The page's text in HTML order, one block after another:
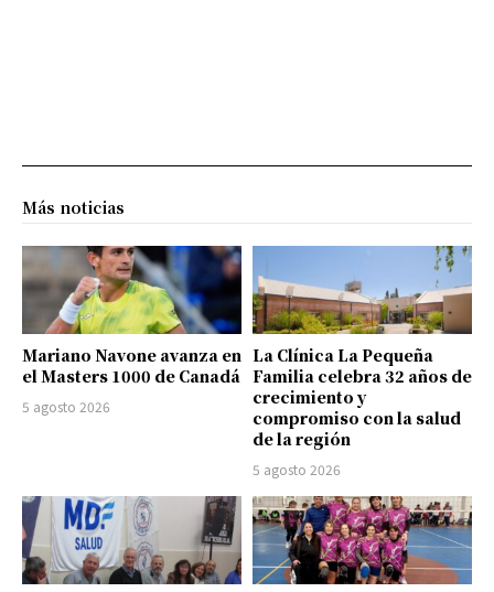
Más noticias
Mariano Navone avanza en
el Masters 1000 de Canadá
5 agosto 2026
La Clínica La Pequeña
Familia celebra 32 años de
crecimiento y
compromiso con la salud
de la región
5 agosto 2026